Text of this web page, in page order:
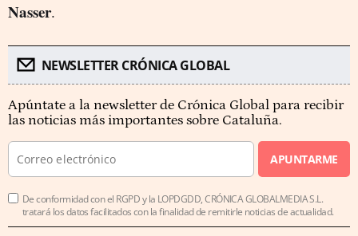
Nasser.
NEWSLETTER CRÓNICA GLOBAL
Apúntate a la newsletter de Crónica Global para recibir
las noticias más importantes sobre Cataluña.
APUNTARME
De conformidad con el RGPD y la LOPDGDD, CRÓNICA GLOBALMEDIA S.L.
tratará los datos facilitados con la finalidad de remitirle noticias de actualidad.